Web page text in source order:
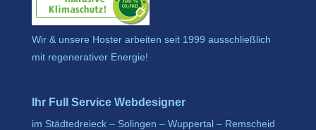
Wir & unsere Hoster arbeiten seit 1999 ausschließlich
mit regenerativer Energie!
Ihr Full Service Webdesigner
im Städtedreieck – Solingen – Wuppertal – Remscheid